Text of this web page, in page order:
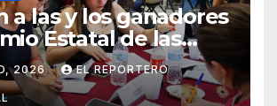
a las y los ganadores
Estatal de las
2026
2026 EL REPORTERO